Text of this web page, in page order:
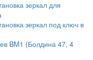
зеркал для
зеркал под ключ в
BM1 (Болдина 47, 4